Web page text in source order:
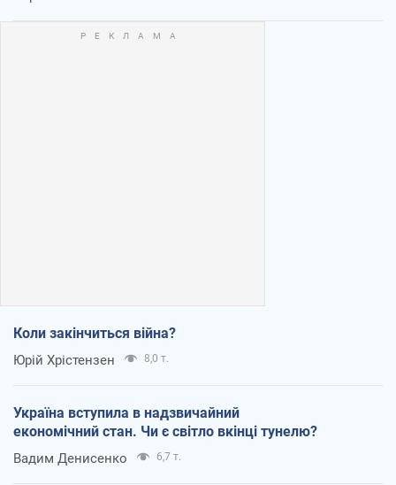
Коли закінчиться війна?
Юрій Хрістензен 8,0 т.
Україна вступила в надзвичайний
економічний стан. Чи є світло вкінці тунелю?
Вадим Денисенко 6,7 т.